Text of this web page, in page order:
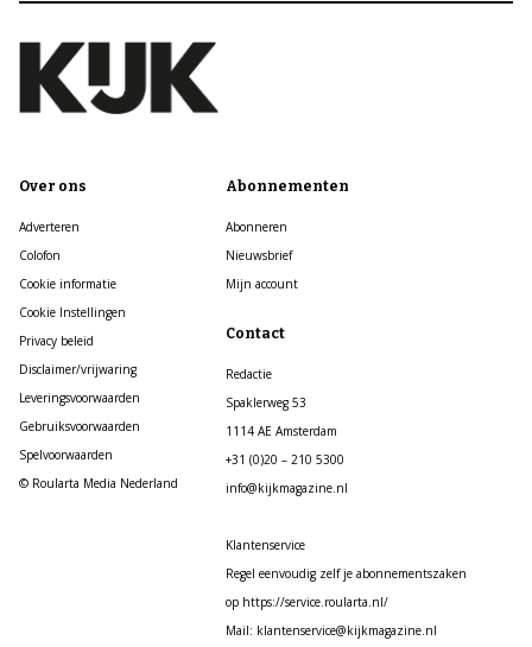
Over ons
Adverteren
Colofon
Cookie informatie
Cookie Instellingen
Privacy beleid
Disclaimer/vrijwaring
Leveringsvoorwaarden
Gebruiksvoorwaarden
Spelvoorwaarden
© Roularta Media Nederland
Abonnementen
Abonneren
Nieuwsbrief
Mijn account
Contact
Redactie
Spaklerweg 53
1114 AE Amsterdam
+31 (0)20 – 210 5300
info@kijkmagazine.nl
Klantenservice
Regel eenvoudig zelf je abonnementszaken
op https://service.roularta.nl/
Mail: klantenservice@kijkmagazine.nl